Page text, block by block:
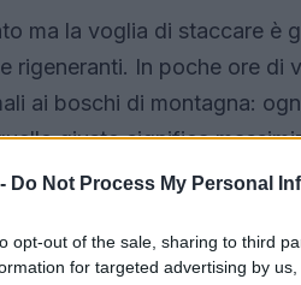
Do Not Process My Personal
opt-out of the sale, sharing to third
for targeted advertising by
ma la voglia di staccare è
rigeneranti. In poche ore di
ai boschi di montagna:
giusto significa